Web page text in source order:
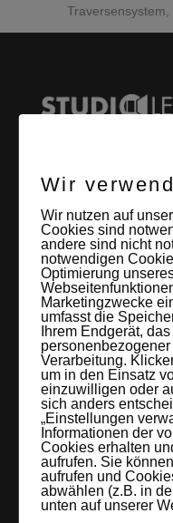
Traversensystem,
LEIPZIGS
Hier lassen sich Foto-
entspannter
braucht: Technik, Platz,
Letzte Beiträge
60 Jahre
9. Oktober
Jehnichen]
Wir
Wir nutzen auf
Cookies sind
andere sind nicht
notwendigen
Optimierung
Marketingzwecke
umfasst die
Ihrem Endgerät,
Verarbeitung.
um in den Einsatz
einzuwilligen oder
sich anders
„Einstellungen
Informationen der
Cookies erhalten
aufrufen. Sie
aufrufen und
abwählen (z.B. in
unten auf unserer